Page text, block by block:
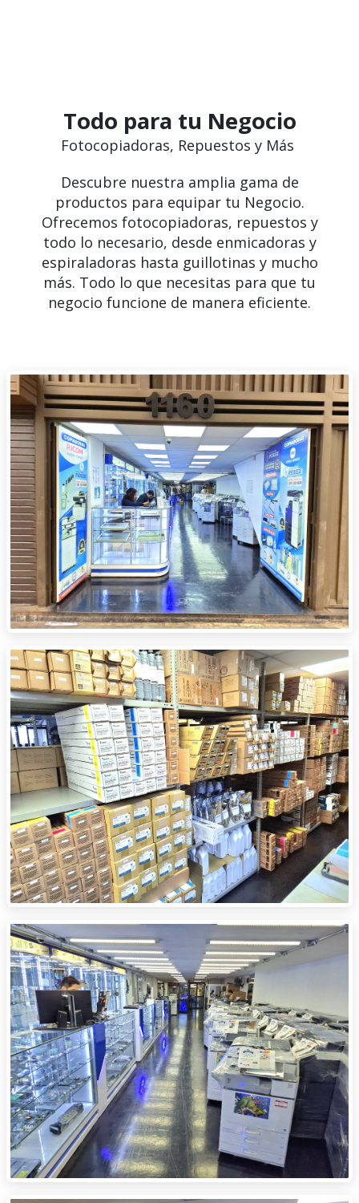
Todo para tu Negocio
Fotocopiadoras, Repuestos y Más
Descubre nuestra amplia gama de
productos para equipar tu Negocio.
Ofrecemos fotocopiadoras, repuestos y
todo lo necesario, desde enmicadoras y
espiraladoras hasta guillotinas y mucho
más. Todo lo que necesitas para que tu
negocio funcione de manera eficiente.